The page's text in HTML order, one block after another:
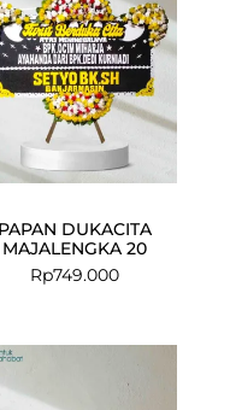
PAPAN DUKACITA
MAJALENGKA 20
Rp749.000